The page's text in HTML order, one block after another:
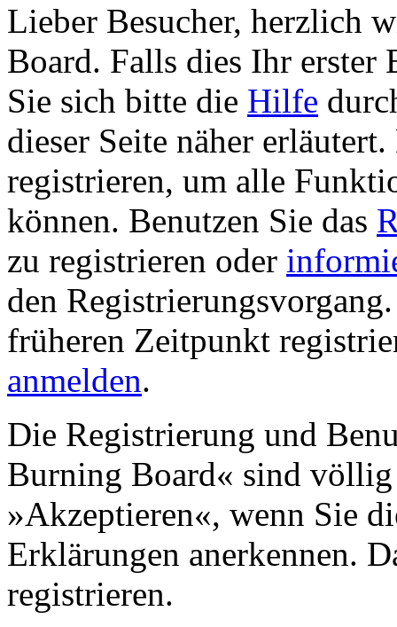
Lieber Besucher, herzlich
Board. Falls dies Ihr erster
Sie sich bitte die Hilfe
dieser Seite näher
registrieren, um alle
können. Benutzen Sie das
zu registrieren oder
den
früheren Zeitpunkt
anmelden.
Die Registrierung und
Burning Board« sind
»Akzeptieren«, wenn Sie
Erklärungen anerkennen.
registrieren.